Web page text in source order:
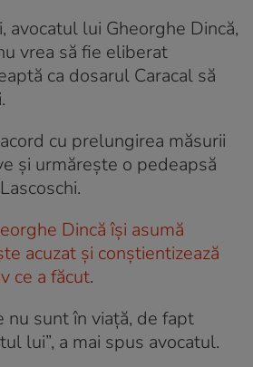
avocatul lui Gheorghe Dincă,
vrea să fie eliberat
ca dosarul Caracal să
cu prelungirea măsurii
și urmăreşte o pedeapsă
Dincă își asumă
acuzat și conştientizează
ce a făcut.
nu sunt în viaţă, de fapt
lui”, a mai spus avocatul.